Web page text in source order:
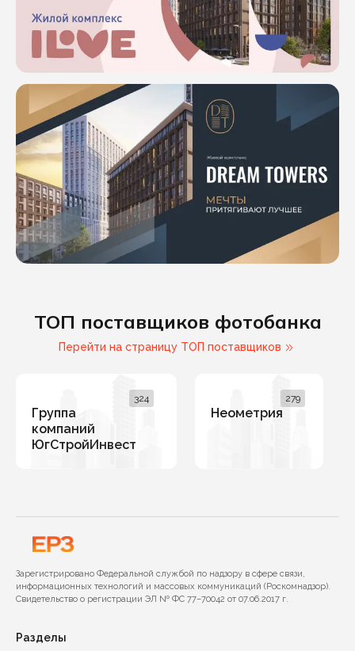
ТОП поставщиков фотобанка
Перейти на страницу ТОП поставщиков
Группа
компаний
ЮгСтройИнвест
324
Неометрия
279
Зарегистрировано Федеральной службой по надзору в сфере связи,
информационных технологий и массовых коммуникаций (Роскомнадзор).
Свидетельство о регистрации ЭЛ № ФС 77–70042 от 07.06.2017 г.
Разделы